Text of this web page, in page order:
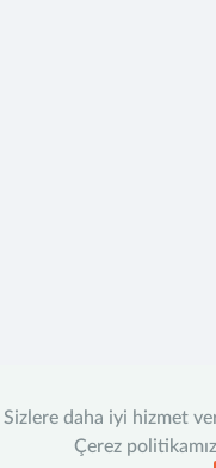
Sizlere daha iyi hizmet
Çerez